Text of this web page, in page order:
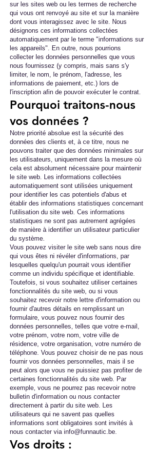
sur les sites web ou les termes de recherche
qui vous ont renvoyé au site et sur la manière
dont vous interagissez avec le site. Nous
désignons ces informations collectées
automatiquement par le terme "informations sur
les appareils". En outre, nous pourrions
collecter les données personnelles que vous
nous fournissez (y compris, mais sans s'y
limiter, le nom, le prénom, l'adresse, les
informations de paiement, etc.) lors de
l'inscription afin de pouvoir exécuter le contrat.
Pourquoi traitons-nous
vos données ?
Notre priorité absolue est la sécurité des
données des clients et, à ce titre, nous ne
pouvons traiter que des données minimales sur
les utilisateurs, uniquement dans la mesure où
cela est absolument nécessaire pour maintenir
le site web. Les informations collectées
automatiquement sont utilisées uniquement
pour identifier les cas potentiels d'abus et
établir des informations statistiques concernant
l'utilisation du site web. Ces informations
statistiques ne sont pas autrement agrégées
de manière à identifier un utilisateur particulier
du système.
Vous pouvez visiter le site web sans nous dire
qui vous êtes ni révéler d'informations, par
lesquelles quelqu'un pourrait vous identifier
comme un individu spécifique et identifiable.
Toutefois, si vous souhaitez utiliser certaines
fonctionnalités du site web, ou si vous
souhaitez recevoir notre lettre d'information ou
fournir d'autres détails en remplissant un
formulaire, vous pouvez nous fournir des
données personnelles, telles que votre e-mail,
votre prénom, votre nom, votre ville de
résidence, votre organisation, votre numéro de
téléphone. Vous pouvez choisir de ne pas nous
fournir vos données personnelles, mais il se
peut alors que vous ne puissiez pas profiter de
certaines fonctionnalités du site web. Par
exemple, vous ne pourrez pas recevoir notre
bulletin d'information ou nous contacter
directement à partir du site web. Les
utilisateurs qui ne savent pas quelles
informations sont obligatoires sont invités à
nous contacter via info@funnautic.be.
Vos droits :